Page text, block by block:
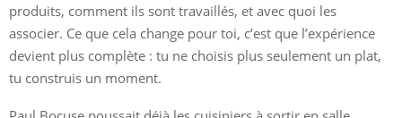
produits, comment ils sont travaillés, et avec quoi les
associer. Ce que cela change pour toi, c’est que l’expérience
devient plus complète : tu ne choisis plus seulement un plat,
tu construis un moment.